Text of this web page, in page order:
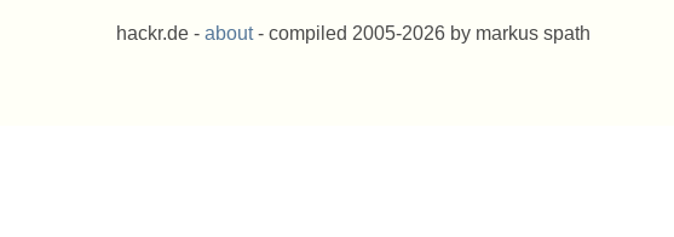
hackr.de - about- compiled 2005-2026 by markus spath